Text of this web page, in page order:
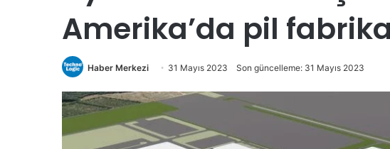
Amerika’da pil
Haber Merkezi 31 Mayıs 2023 Son güncelleme: 31 Mayıs 2023